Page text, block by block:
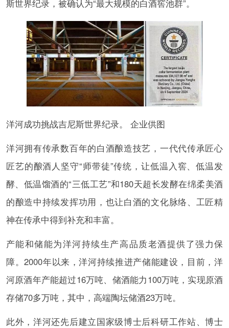
斯世界纪录，被确认为“最大规模的白酒窖池群”。
洋河成功挑战吉尼斯世界纪录。 企业供图
洋河拥有传承数百年的白酒酿造技艺，一代代传承匠心
匠艺的酿酒人坚守“师带徒”传统，让低温入窖、低温发
酵、低温馏酒的“三低工艺”和180天超长发酵在绵柔美酒
的酿造中持续发挥功用，也让白酒的文化脉络、工匠精
神在传承中得到补充和丰富。
产能和储能为洋河持续生产高品质老酒提供了强力保
障。2000年以来，洋河持续推进产储能建设，目前，洋
河原酒年产能超过16万吨、储酒能力100万吨，实现原酒
存储70多万吨，其中，高端陶坛储酒23万吨。
此外，洋河还先后建立国家级博士后科研工作站、博士